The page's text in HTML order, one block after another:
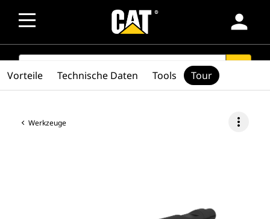
person
SEARCH
Werkzeuge more_vert
Vorteile Technische Daten Tools Tour